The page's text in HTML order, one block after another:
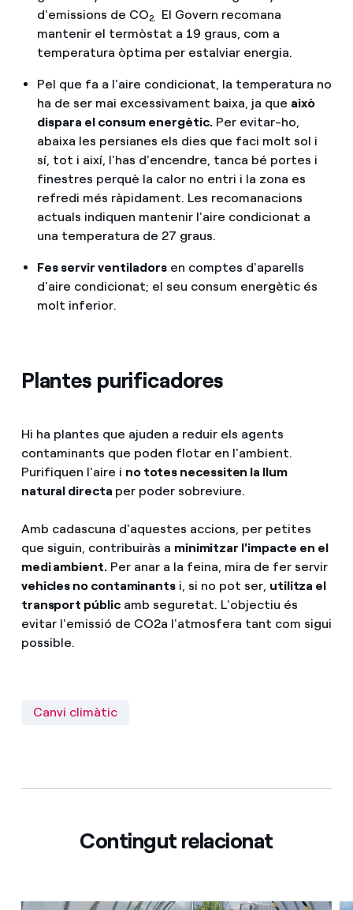
d'emissions de CO2.
El Govern recomana
mantenir el termòstat a 19 graus, com a
temperatura òptima per estalviar energia.
Pel que fa a l'aire condicionat, la temperatura no
ha de ser mai excessivament baixa, ja que això
dispara el consum energètic.Per evitar-ho,
abaixa les persianes els dies que faci molt sol i
sí, tot i així, l'has d'encendre, tanca bé portes i
finestres perquè la calor no entri i la zona es
refredi més ràpidament. Les recomanacions
actuals indiquen mantenir l'aire condicionat a
una temperatura de 27 graus.
Fes servir ventiladorsen comptes d'aparells
d'aire condicionat; el seu consum energètic és
molt inferior.
Plantes purificadores
Hi ha plantes que ajuden a reduir els agents
contaminants que poden flotar en l'ambient.
Purifiquen l'aire i no totes necessiten la llum
natural directa per poder sobreviure.
Amb cadascuna d'aquestes accions, per petites
que siguin, contribuiràs a minimitzar l'impacte en el
medi ambient.Per anar a la feina, mira de fer servir
vehicles no contaminantsi, si no pot ser, utilitza el
transport públicamb seguretat. L'objectiu és
evitar l'emissió de CO2a l'atmosfera tant com sigui
possible.
Canvi climàtic
Contingut relacionat